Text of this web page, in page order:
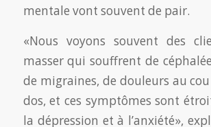
mentale vont souvent de pair.
«Nous voyons souvent des
masser qui souffrent de
de migraines, de douleurs au
dos, et ces symptômes sont
la dépression et à l’anxiété»,